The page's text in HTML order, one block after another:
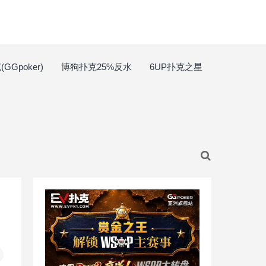
博狗扑克25%反水 6UP扑克之星